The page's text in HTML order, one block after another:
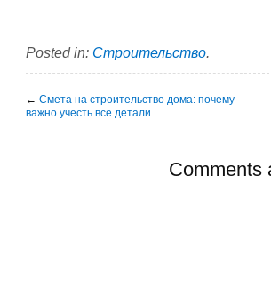
Posted in: Строительство.
← Смета на строительство дома: почему
важно учесть все детали.
Comments